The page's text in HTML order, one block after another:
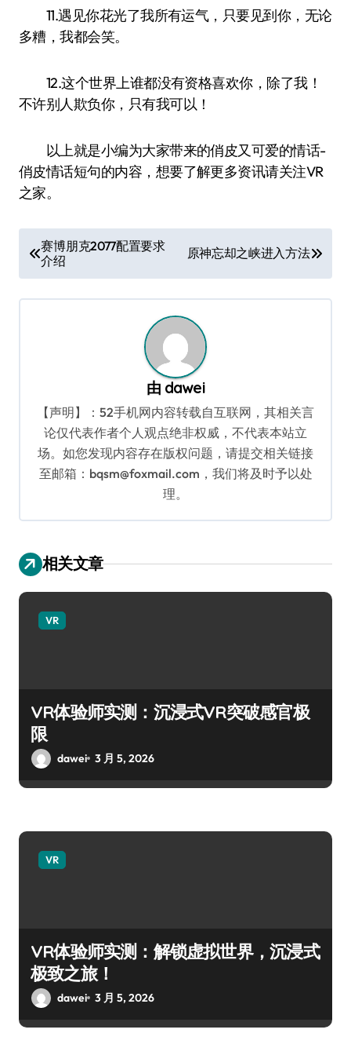
11.遇见你花光了我所有运气，只要见到你，无论
多糟，我都会笑。
12.这个世界上谁都没有资格喜欢你，除了我！
不许别人欺负你，只有我可以！
以上就是小编为大家带来的俏皮又可爱的情话-
俏皮情话短句的内容，想要了解更多资讯请关注VR
之家。
章
导
赛博朋克2077配置要求
介绍
原神忘却之峡进入方法
由 dawei
【声明】：52手机网内容转载自互联网，其相关言
论仅代表作者个人观点绝非权威，不代表本站立
场。如您发现内容存在版权问题，请提交相关链接
至邮箱：bqsm@foxmail.com，我们将及时予以处
理。
相关文章
VR
VR体验师实测：沉浸式VR突破感官极
限
dawei 3 月 5, 2026
VR
VR体验师实测：解锁虚拟世界，沉浸式
极致之旅！
dawei 3 月 5, 2026